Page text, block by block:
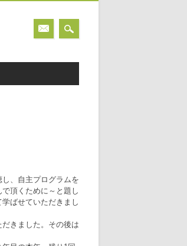
、自主プログラムを
頂くために～と題し
ばせていただきまし
きました。その後は